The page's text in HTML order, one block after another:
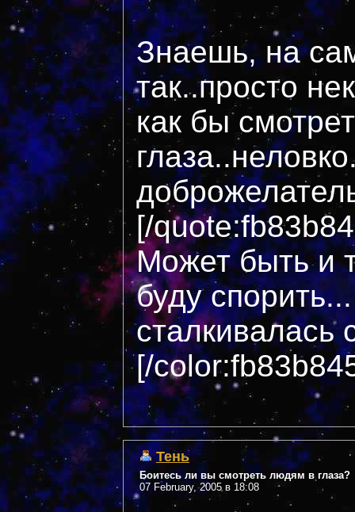
Знаешь, на
так..просто
как бы
[/
Может быть и
буду
сталкивалась
[/
Тень
Боитесь ли вы смотреть людям в глаза?
07 February, 2005 в 18:08